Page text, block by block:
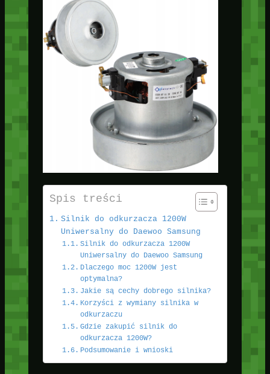
Spis treści
Silnik do odkurzacza 1200W
Uniwersalny do Daewoo Samsung
Silnik do odkurzacza 1200W
Uniwersalny do Daewoo Samsung
Dlaczego moc 1200W jest
optymalna?
Jakie są cechy dobrego silnika?
Korzyści z wymiany silnika w
odkurzaczu
Gdzie zakupić silnik do
odkurzacza 1200W?
Podsumowanie i wnioski